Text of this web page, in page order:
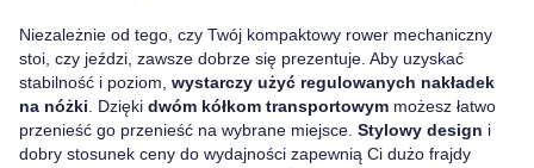
Niezależnie od tego, czy Twój kompaktowy rower mechaniczny
stoi, czy jeździ, zawsze dobrze się prezentuje. Aby uzyskać
stabilność i poziom, wystarczy użyć regulowanych nakładek
na nóżki . Dzięki dwóm kółkom transportowym możesz łatwo
przenieść go przenieść na wybrane miejsce. Stylowy design i
dobry stosunek ceny do wydajności zapewnią Ci dużo frajdy